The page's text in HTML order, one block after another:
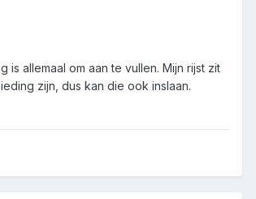
allemaal om aan te vullen. Mijn rijst zit
zijn, dus kan die ook inslaan.